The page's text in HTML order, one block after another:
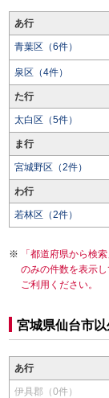
あ行
青葉区（6件）
泉区（4件）
た行
太白区（5件）
ま行
宮城野区（2件）
わ行
若林区（2件）
「都道府県から検
のみの件数を表示
ご利用ください。
宮城県仙台市以
あ行
伊具郡（0件）